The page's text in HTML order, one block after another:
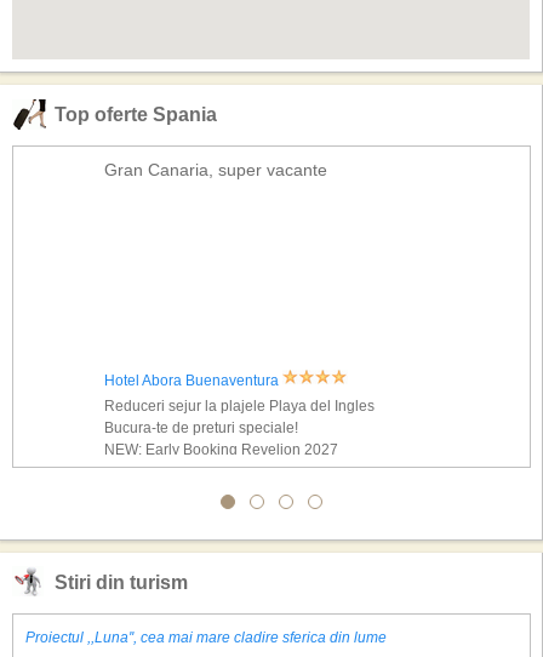
Top oferte Spania
Gran Canaria, super vacante
Hotel Abora Buenaventura
Reduceri sejur la plajele Playa del Ingles
Bucura-te de preturi speciale!
NEW: Early Booking Revelion 2027
Stiri din turism
Proiectul ,,Luna'', cea mai mare cladire sferica din lume